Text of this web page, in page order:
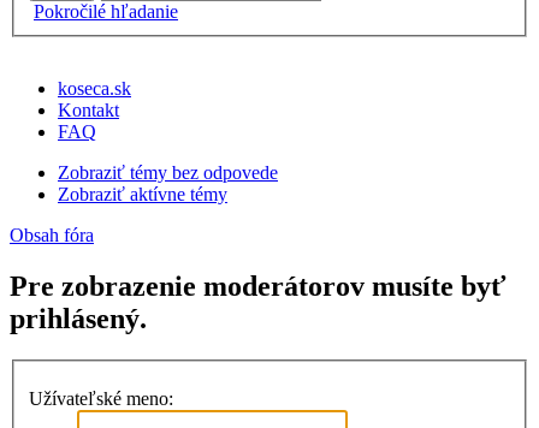
Pokročilé hľadanie
koseca.sk
Kontakt
FAQ
Zobraziť témy bez odpovede
Zobraziť aktívne témy
Obsah fóra
Pre zobrazenie moderátorov musíte byť
prihlásený.
Užívateľské meno: